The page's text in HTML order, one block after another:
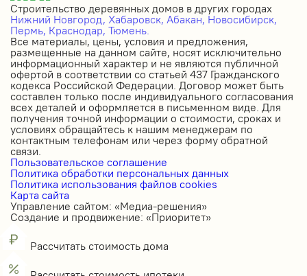
Строительство деревянных домов в других городах
Нижний Новгород, Хабаровск, Абакан, Новосибирск,
Пермь, Краснодар, Тюмень.
Все материалы, цены, условия и предложения,
размещенные на данном сайте, носят исключительно
информационный характер и не являются публичной
офертой в соответствии со статьей 437 Гражданского
кодекса Российской Федерации. Договор может быть
составлен только после индивидуального согласования
всех деталей и оформляется в письменном виде. Для
получения точной информации о стоимости, сроках и
условиях обращайтесь к нашим менеджерам по
контактным телефонам или через форму обратной
связи.
Пользовательское соглашение
Политика обработки персональных данных
Политика использования файлов cookies
Карта сайта
Управление сайтом: «Медиа-решения»
Создание и продвижение: «Приоритет»
Рассчитать стоимость дома